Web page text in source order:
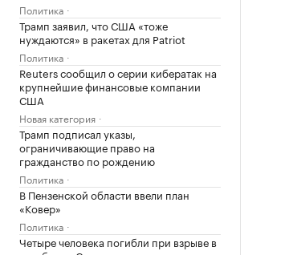
Политика
Трамп заявил, что США «тоже
нуждаются» в ракетах для Patriot
Политика
Reuters сообщил о серии кибератак на
крупнейшие финансовые компании
США
Новая категория
Трамп подписал указы,
ограничивающие право на
гражданство по рождению
Политика
В Пензенской области ввели план
«Ковер»
Политика
Четыре человека погибли при взрыве в